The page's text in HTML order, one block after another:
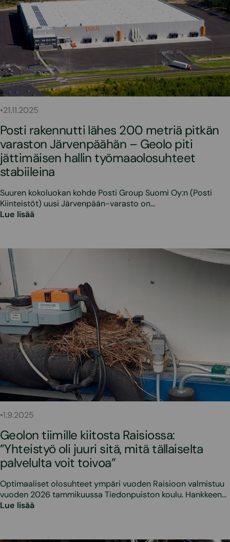
•21.11.2025
Posti rakennutti lähes 200 metriä pitkän
varaston Järvenpäähän – Geolo piti
jättimäisen hallin työmaaolosuhteet
stabiileina
Suuren kokoluokan kohde Posti Group Suomi Oy:n (Posti
Kiinteistöt) uusi Järvenpään-varasto on…
Lue lisää
•1.9.2025
Geolon tiimille kiitosta Raisiossa:
”Yhteistyö oli juuri sitä, mitä tällaiselta
palvelulta voit toivoa”
Optimaaliset olosuhteet ympäri vuoden Raisioon valmistuu
vuoden 2026 tammikuussa Tiedonpuiston koulu. Hankkeen…
Lue lisää